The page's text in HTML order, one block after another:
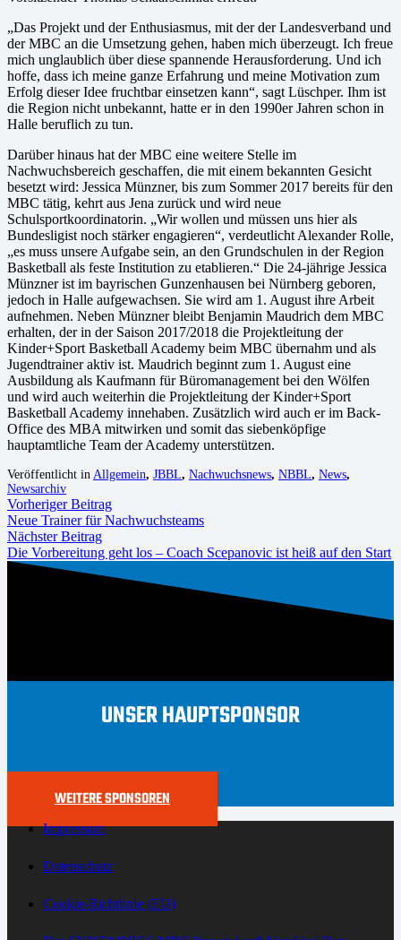
„Das Projekt und der Enthusiasmus, mit der der Landesverband und
der MBC an die Umsetzung gehen, haben mich überzeugt. Ich freue
mich unglaublich über diese spannende Herausforderung. Und ich
hoffe, dass ich meine ganze Erfahrung und meine Motivation zum
Erfolg dieser Idee fruchtbar einsetzen kann“, sagt Lüschper. Ihm ist
die Region nicht unbekannt, hatte er in den 1990er Jahren schon in
Halle beruflich zu tun.
Darüber hinaus hat der MBC eine weitere Stelle im
Nachwuchsbereich geschaffen, die mit einem bekannten Gesicht
besetzt wird: Jessica Münzner, bis zum Sommer 2017 bereits für den
MBC tätig, kehrt aus Jena zurück und wird neue
Schulsportkoordinatorin. „Wir wollen und müssen uns hier als
Bundesligist noch stärker engagieren“, verdeutlicht Alexander Rolle,
„es muss unsere Aufgabe sein, an den Grundschulen in der Region
Basketball als feste Institution zu etablieren.“ Die 24-jährige Jessica
Münzner ist im bayrischen Gunzenhausen bei Nürnberg geboren,
jedoch in Halle aufgewachsen. Sie wird am 1. August ihre Arbeit
aufnehmen. Neben Münzner bleibt Benjamin Maudrich dem MBC
erhalten, der in der Saison 2017/2018 die Projektleitung der
Kinder+Sport Basketball Academy beim MBC übernahm und als
Jugendtrainer aktiv ist. Maudrich beginnt zum 1. August eine
Ausbildung als Kaufmann für Büromanagement bei den Wölfen
und wird auch weiterhin die Projektleitung der Kinder+Sport
Basketball Academy innehaben. Zusätzlich wird auch er im Back-
Office des MBA mitwirken und somit das siebenköpfige
hauptamtliche Team der Academy unterstützen.
Veröffentlicht in Allgemein, JBBL, Nachwuchsnews, NBBL, News,
Newsarchiv
Vorheriger Beitrag
Neue Trainer für Nachwuchsteams
Nächster Beitrag
Die Vorbereitung geht los – Coach Scepanovic ist heiß auf den Start
UNSER HAUPTSPONSOR
WEITERE SPONSOREN
Impressum
Datenschutz
Cookie-Richtlinie (EU)